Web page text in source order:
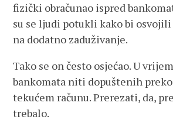
fizički obračunao ispred
su se ljudi potukli kako bi
na dodatno zaduživanje.
Tako se on često osjećao. U
bankomata niti dopuštenih
tekućem računu. Prerezati, da,
trebalo.